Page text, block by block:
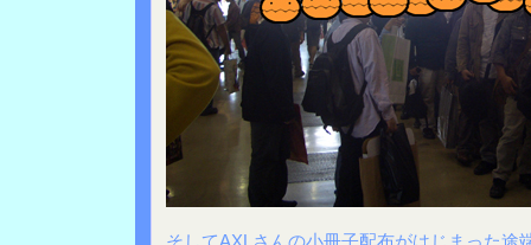
そしてAXLさんの小冊子配布がはじまった途